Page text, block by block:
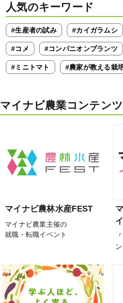
人気のキーワード
#生産者の試み #カイガラムシ
#コメ #コンパニオンプランツ
#ミニトマト #農家が教える栽
マイナビ農業コンテンツ
マイナビ農林水産FEST
マイナビ農業主催の
就職・転職イベント